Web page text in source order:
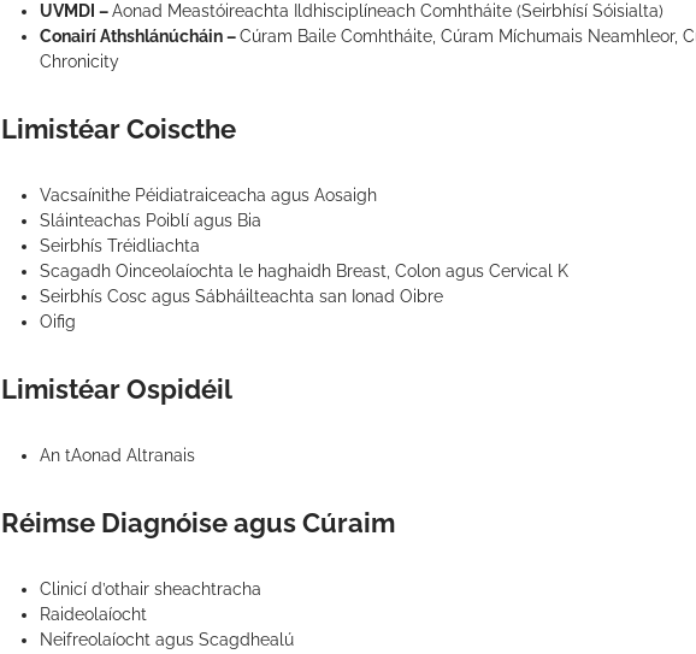
UVMDI –Aonad Meastóireachta Ildhisciplíneach Comhtháite (Seirbhísí Sóisialta)
Conairí Athshlánúcháin –Cúram Baile Comhtháite, Cúram Míchumais Neamhleor,
Chronicity
Limistéar Coiscthe
Vacsaínithe Péidiatraiceacha agus Aosaigh
Sláinteachas Poiblí agus Bia
Seirbhís Tréidliachta
Scagadh Oinceolaíochta le haghaidh Breast, Colon agus Cervical K
Seirbhís Cosc agus Sábháilteachta san Ionad Oibre
Oifig
Limistéar Ospidéil
An tAonad Altranais
Réimse Diagnóise agus Cúraim
Clinicí d’othair sheachtracha
Raideolaíocht
Neifreolaíocht agus Scagdhealú